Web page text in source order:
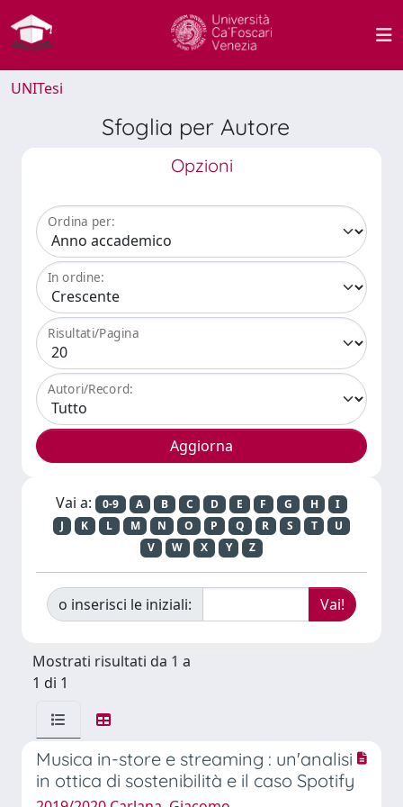
UNITesi
Sfoglia per Autore
Opzioni
Ordina per:
In ordine:
Risultati/Pagina
Autori/Record:
Vai a: 0-9 A B C D E F G H
I
J
K L M N O P Q R S T
U
V
W X Y Z
o inserisci le iniziali:
Mostrati risultati da 1 a
1 di 1
Musica in-store e streaming : un'analisi
in ottica di sostenibilità e il caso Spotify